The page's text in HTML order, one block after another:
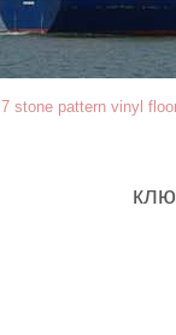
7 stone pattern vinyl